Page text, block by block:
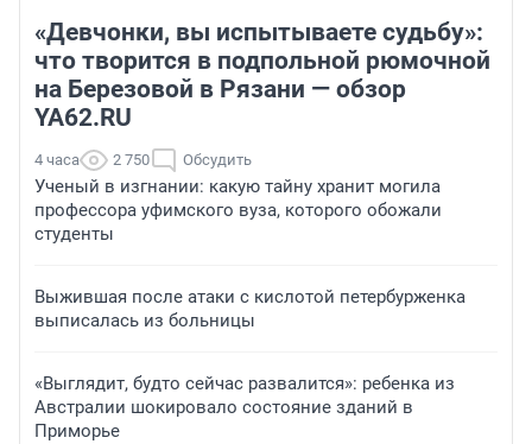
«Девчонки, вы испытываете судьбу»:
что творится в подпольной рюмочной
на Березовой в Рязани — обзор
YA62.RU
4 часа 2 750 Обсудить
Ученый в изгнании: какую тайну хранит могила
профессора уфимского вуза, которого обожали
студенты
Выжившая после атаки с кислотой петербурженка
выписалась из больницы
«Выглядит, будто сейчас развалится»: ребенка из
Австралии шокировало состояние зданий в
Приморье